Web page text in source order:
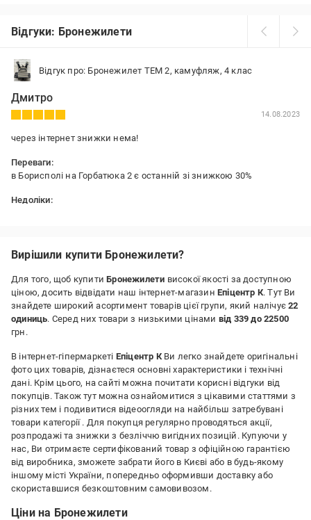
Відгуки: Бронежилети
Відгук про: Бронежилет ТЕМ 2, камуфляж, 4 клас
Дмитро
14.08.2023
через інтернет знижки нема!
Переваги:
в Борисполі на Горбатюка 2 є останній зі знижкою 30%
Недоліки:
Вирішили купити Бронежилети?
Для того, щоб купитиБронежилети високої якості за доступною
ціною, досить відвідати наш інтернет-магазин Епіцентр К. Тут Ви
знайдете широкий асортимент товарів цієї групи, який налічує22
одиниць. Серед них товари з низькими цінами від 339 до 22500
грн.
В інтернет-гіпермаркеті Епіцентр КВи легко знайдете оригінальні
фото цих товарів, дізнаєтеся основні характеристики і технічні
дані. Крім цього, на сайті можна почитати корисні відгуки від
покупців. Також тут можна ознайомитися з цікавими статтями з
різних тем і подивитися відеоогляди на найбільш затребувані
товари категорії . Для покупця регулярно проводяться акції,
розпродажі та знижки з безліччю вигідних позицій. Купуючи у
нас, Ви отримаєте сертифікований товар з офіційною гарантією
від виробника, зможете забрати його в Києві або в будь-якому
іншому місті України, попередньо оформивши доставку або
скориставшися безкоштовним самовивозом.
Ціни на Бронежилети